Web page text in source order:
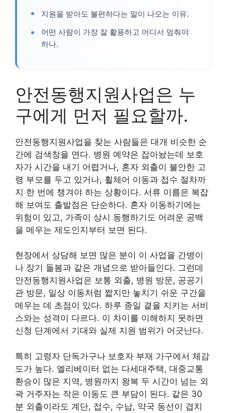
지원을 받아도 불편하다는 말이 나오는 이유.
어떤 사람이 가장 잘 활용하고 어디서 멈춰야
하나.
안전동행지원사업은 누
구에게 먼저 필요할까.
안전동행지원사업을 찾는 사람들은 대개 비슷한 순
간에 검색창을 연다. 병원 예약은 잡아놨는데 보호
자가 시간을 내기 어렵거나, 혼자 외출이 불안한 고
령 부모를 두고 있거나, 휠체어 이동과 접수 절차까
지 한 번에 챙겨야 하는 상황이다. 서류 이름은 복잡
해 보여도 출발점은 단순하다. 혼자 이동하기에는
위험이 있고, 가족이 상시 동행하기도 어려운 공백
을 메우는 제도인지부터 보면 된다.
현장에서 상담해 보면 많은 분이 이 사업을 간병이
나 장기 돌봄과 같은 개념으로 받아들인다. 그런데
안전동행지원사업은 보통 외출, 병원 방문, 공공기
관 방문, 일상 이동처럼 짧지만 놓치기 쉬운 구간을
메우는 데 초점이 있다. 하루 종일 곁을 지키는 서비
스와는 성격이 다르다. 이 차이를 이해하지 못하면
신청 단계에서 기대와 실제 지원 범위가 어긋난다.
특히 고령자 단독가구나 보호자 부재 가구에서 체감
도가 높다. 엘리베이터 없는 다세대주택, 대중교통
환승이 많은 지역, 병원까지 왕복 두 시간이 넘는 외
곽 거주자는 작은 이동도 큰 부담이 된다. 같은 30
분 외출이라도 계단, 접수, 수납, 약국 동선이 겹치